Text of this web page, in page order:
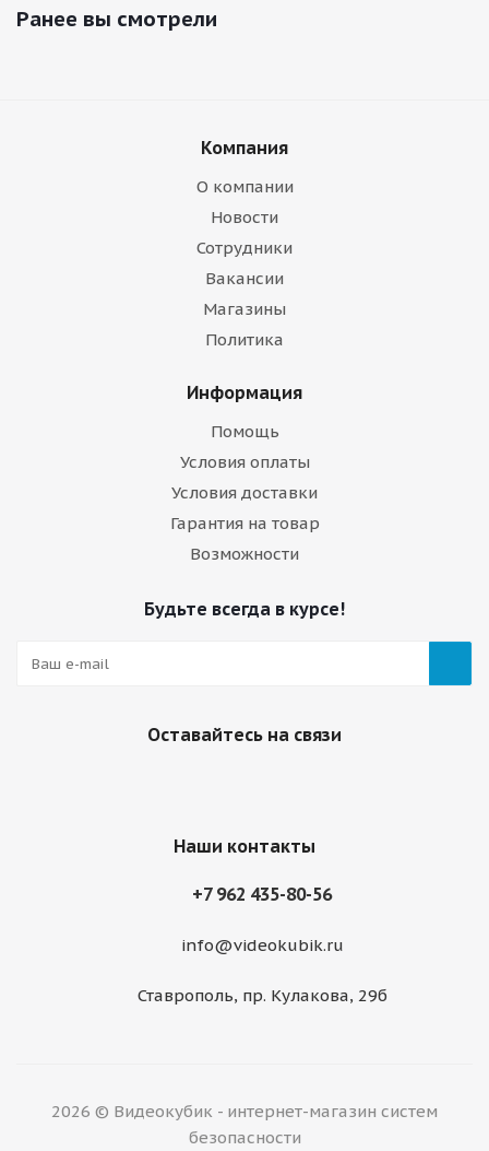
Ранее вы смотрели
Компания
О компании
Новости
Сотрудники
Вакансии
Магазины
Политика
Информация
Помощь
Условия оплаты
Условия доставки
Гарантия на товар
Возможности
Будьте всегда в курсе!
Оставайтесь на связи
Наши контакты
+7 962 435-80-56
info@videokubik.ru
Ставрополь, ​пр. Кулакова, 29б
2026 © Видеокубик - интернет-магазин систем
безопасности